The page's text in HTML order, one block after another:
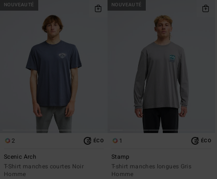
NOUVEAUTÉ
2 ÉCO
Scenic Arch
T-Shirt manches courtes Noir
Homme
NOUVEAUTÉ
1 ÉCO
Stamp
T-shirt manches longues Gris
Homme